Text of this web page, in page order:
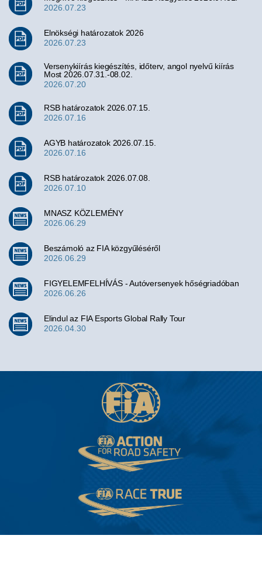
2026.07.23
Elnökségi határozatok 2026
2026.07.23
Versenykiírás kiegészítés, időterv, angol nyelvű kiírás
Most 2026.07.31.-08.02.
2026.07.20
RSB határozatok 2026.07.15.
2026.07.16
AGYB határozatok 2026.07.15.
2026.07.16
RSB határozatok 2026.07.08.
2026.07.10
MNASZ KÖZLEMÉNY
2026.06.29
Beszámoló az FIA közgyűléséről
2026.06.29
FIGYELEMFELHÍVÁS - Autóversenyek hőségriadóban
2026.06.26
Elindul az FIA Esports Global Rally Tour
2026.04.30